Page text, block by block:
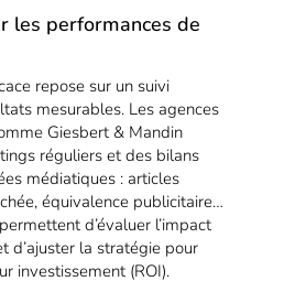
les performances de
repose sur un suivi
mesurables. Les agences
Giesbert & Mandin
réguliers et des bilans
médiatiques : articles
équivalence publicitaire…
d’évaluer l’impact
d’ajuster la stratégie pour
investissement (ROI).